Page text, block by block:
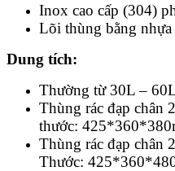
Inox cao cấp (304)
Lõi thùng bằng nhựa
Dung tích:
Thường từ 30L –
Thùng rác đạp
thước:
Thùng rác đạp chân
Thước: